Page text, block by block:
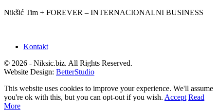
Nikšić Tim + FOREVER – INTERNACIONALNI BUSINESS
Kontakt
© 2026 - Niksic.biz. All Rights Reserved.
Website Design: BetterStudio
This website uses cookies to improve your experience. We'll assume
you're ok with this, but you can opt-out if you wish. Accept Read
More